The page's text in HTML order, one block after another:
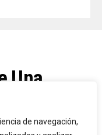
de navegación,
Una
El Nuevo Nivel